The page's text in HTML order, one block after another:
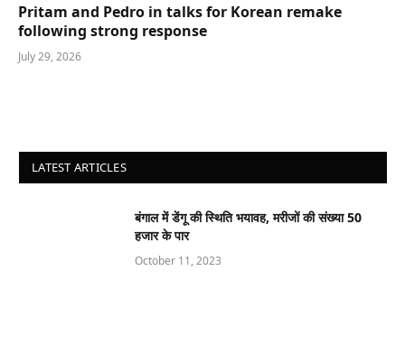
Pritam and Pedro in talks for Korean remake
following strong response
July 29, 2026
LATEST ARTICLES
बंगाल में डेंगू की स्थिति भयावह, मरीजों की संख्‍या 50
हजार के पार
October 11, 2023